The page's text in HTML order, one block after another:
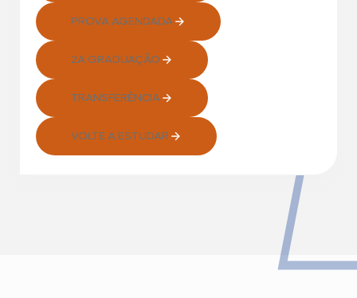
PROVA AGENDADA
2A GRADUAÇÃO
TRANSFERÊNCIA
VOLTE A ESTUDAR